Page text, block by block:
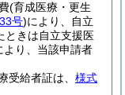
(育成医療・更生
号)により、自立
ときは自立支援医
より、当該申請者
受給者証は、 様式